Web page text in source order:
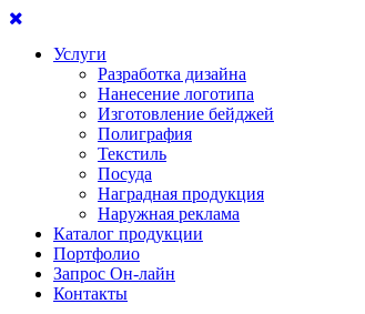
Услуги
Разработка дизайна
Нанесение логотипа
Изготовление бейджей
Полиграфия
Текстиль
Посуда
Наградная продукция
Наружная реклама
Каталог продукции
Портфолио
Запрос Он-лайн
Контакты